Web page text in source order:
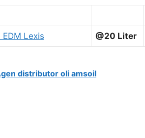
EDM Lexis @20 Liter
distributor oli amsoil